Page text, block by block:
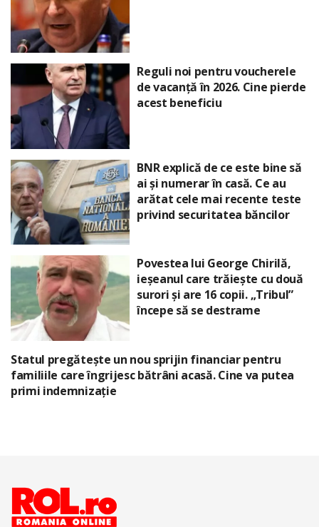
Reguli noi pentru voucherele
de vacanță în 2026. Cine pierde
acest beneficiu
BNR explică de ce este bine să
ai și numerar în casă. Ce au
arătat cele mai recente teste
privind securitatea băncilor
Povestea lui George Chirilă,
ieșeanul care trăiește cu două
surori și are 16 copii. „Tribul”
începe să se destrame
Statul pregătește un nou sprijin financiar pentru
familiile care îngrijesc bătrâni acasă. Cine va putea
primi indemnizație